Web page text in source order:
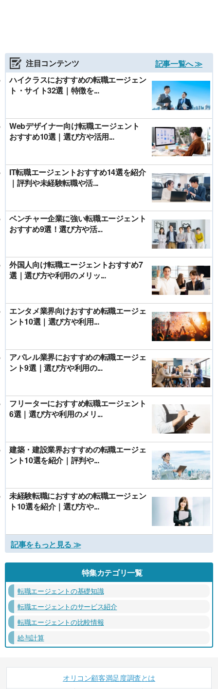
注目コンテンツ
記事一覧へ ≫
ハイクラスにおすすめの転職エージェン
ト・サイト32選｜特徴を...
Webデザイナー向け転職エージェント
おすすめ10選｜選び方や活用...
IT転職エージェントおすすめ14選を紹介
｜評判や未経験転職や活...
ベンチャー企業に強い転職エージェント
おすすめ9選！選び方や活...
外国人向け転職エージェントおすすめ7
選｜選び方や利用のメリッ...
エンタメ業界向けおすすめ転職エージェ
ント10選｜選び方や利用...
アパレル業界におすすめの転職エージェ
ント9選｜選び方や利用の...
フリーターにおすすめ転職エージェント
6選｜選び方や利用のメリ...
建築・建設業界おすすめの転職エージェ
ント10選を紹介｜評判や...
未経験転職におすすめの転職エージェン
ト10選を紹介｜選び方や...
記事をもっと見る ≫
特集カテゴリ一覧
転職エージェントの基礎知識
転職エージェントのサービス紹介
転職エージェントの比較情報
給与計算
オリコン顧客満足度調査とは